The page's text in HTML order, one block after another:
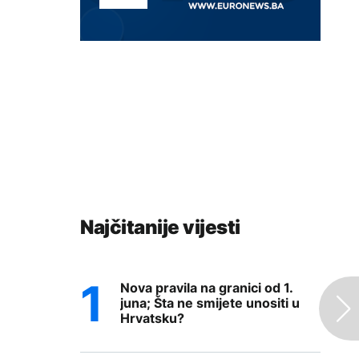
Najčitanije vijesti
Nova pravila na granici od 1.
juna; Šta ne smijete unositi u
Hrvatsku?